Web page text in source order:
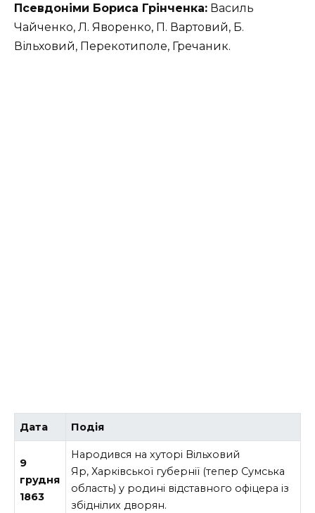
Псевдоніми Бориса Грінченка: Василь
Чайченко, Л. Яворенко, П. Вартовий, Б.
Вільховий, Перекотиполе, Гречаник.
Дата Подія
9
грудня
1863
Народився на хуторі Вільховий
Яр, Харківської губернії (тепер Сумська
область) у родині відставного офіцера із
збіднілих дворян.